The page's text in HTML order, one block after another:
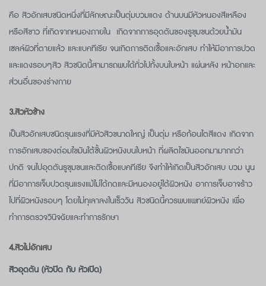
คือ สิวอักเสบชนิดหนึ่งที่มีลักษณะเป็นตุ่มบวมแดง ด้านบนมีหัวหนองสีเหลือง
หรือสีขาว ที่เกิดจากหนองภายใน เกิดจากการอุดตันของรูขุมขนด้วยน้ำมัน
เซลล์ผิวที่ตายแล้ว และแบคทีเรีย จนเกิดการติดเชื้อและอักเสบ ทำให้มีอาการปวด
และแดงรอบๆสิว สิวชนิดนี้สามารถพบได้ทั่วไปทั้งบนใบหน้า แผ่นหลัง หน้าอกและ
ส่วนอื่นของร่างกาย
3.สิวหัวช้าง
เป็นสิวอักเสบชนิดรุนแรงที่มีหัวสิวขนาดใหญ่ เป็นตุ่ม หรือก้อนไตสีแดง เกิดจาก
การอักเสบของต่อมไขมันใต้ชั้นผิวหนังบนใบหน้า ที่ผลิตไขมันออกมามากกว่า
ปกติ จนไปอุดตันรูขุมขนและติดเชื้อแบคทีเรีย จึงทำให้เกิดเป็นสิวอักเสบ บวม นูน
ที่มีอาการเจ็บปวดรุนแรงแม้ไม่ได้กดและมีหนองอยู่ใต้ผิวหนัง อาการเจ็บอาจร้าว
ไปที่ผิวหนังรอบๆ โดยไม่ทุเลาลงในเร็ววัน สิวชนิดนี้ควรพบแพทย์ผิวหนัง เพื่อ
ทำการตรวจวินิจฉัยและทำการรักษา
4.สิวไม่อักเสบ
สิวอุดตัน (หัวปิด กับ หัวเปิด)